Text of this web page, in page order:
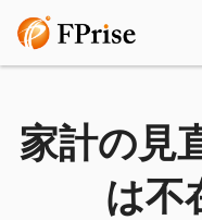
家計の見
は不